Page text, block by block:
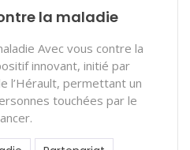
la maladie
Avec vous contre la
innovant, initié par
l’Hérault, permettant un
touchées par le